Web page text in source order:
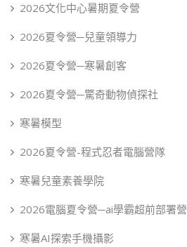
2026文化中心暑期夏令營
2026夏令營─兒童領導力
2026夏令營─寒暑創客
2026夏令營─驚奇動物偵探社
寒暑模型
2026夏令營-程式忍者電腦營隊
寒暑兒童素養學院
2026電腦夏令營─ai學霸超前部署營
寒暑AI探索手機攝影